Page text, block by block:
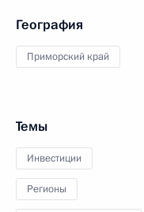
География
Приморский край
Темы
Инвестиции
Регионы